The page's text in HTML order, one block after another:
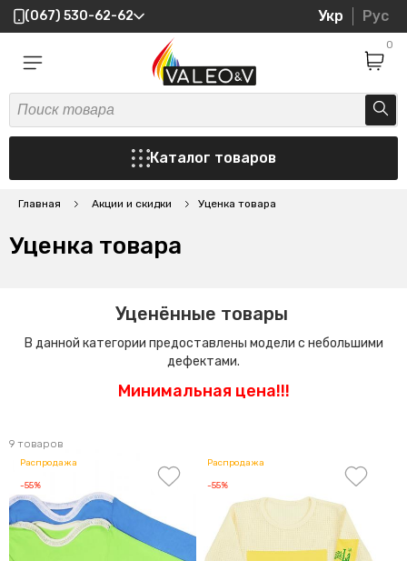
(067) 530-62-62 Укр Рус
0
Каталог товаров
Главная Акции и скидки Уценка товара
Уценка товара
Уценённые товары
В данной категории предоставлены модели с небольшими
дефектами.
Минимальная цена!!!
9 товаров
Распродажа
-55%
Распродажа
-55%